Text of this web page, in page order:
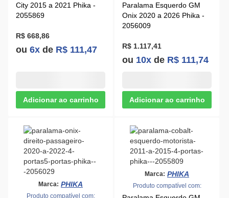
Marca: PHIKA
2020 a 2026 Phika -
2056029
R$ 1.180,97
PHIKA
Produto compatível com:
2055809
R$ 743,69
ou